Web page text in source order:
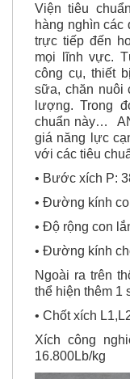
Viện tiêu
hàng nghìn các
trực tiếp đến
mọi lĩnh vực.
công cụ, thiết
sữa, chăn nuôi
lượng. Trong
chuẩn này…
giá năng lực
với các tiêu
• Bước xích P:
• Đường kính
• Độ rộng con
• Đường kính
Ngoài ra trên
thể hiện thêm 1
• Chốt xích
Xích công
16.800Lb/kg